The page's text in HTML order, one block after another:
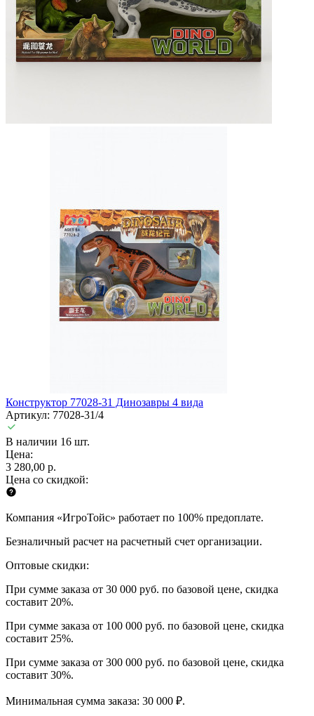
Конструктор 77028-31 Динозавры 4 вида
Артикул: 77028-31/4
В наличии 16 шт.
Цена:
3 280,00 р.
Цена со скидкой:
Компания «ИгроТойс» работает по 100% предоплате.
Безналичный расчет на расчетный счет организации.
Оптовые скидки:
При сумме заказа от 30 000 руб. по базовой цене, скидка
составит 20%.
При сумме заказа от 100 000 руб. по базовой цене, скидка
составит 25%.
При сумме заказа от 300 000 руб. по базовой цене, скидка
составит 30%.
Минимальная сумма заказа: 30 000 ₽.